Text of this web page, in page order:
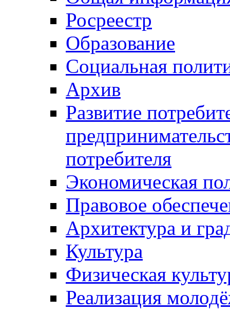
Росреестр
Образование
Социальная
Архив
Развитие
потребителя
Экономическая
Правовое
Архитектура и
Культура
Физическая
Реализация